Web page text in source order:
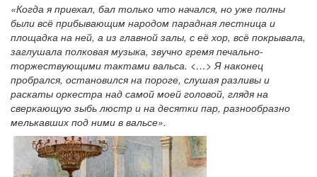
«Когда я приехал, бал только что начался, но уже полны
были всё прибывающим народом парадная лестница и
площадка на ней, а из главной залы, с её хор, всё покрывала,
заглушала полковая музыка, звучно гремя печально-
торжествующими тактами вальса. <…> Я наконец
пробрался, остановился на пороге, слушая разливы и
раскаты оркестра над самой моей головой, глядя на
сверкающую зыбь люстр и на десятки пар, разнообразно
мелькавших под ними в вальсе».